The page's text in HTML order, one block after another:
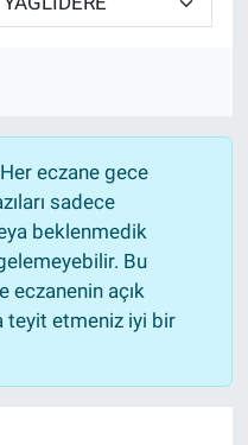
Her eczane gece
sadece
beklenmedik
Bu
eczanenin açık
teyit etmeniz iyi bir